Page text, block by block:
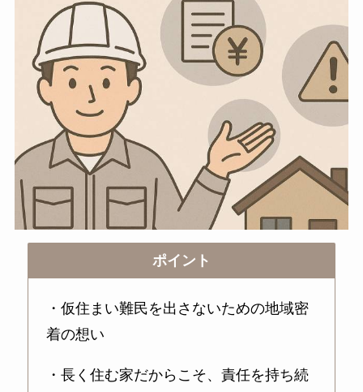
ポイント
・仮住まい難民を出さないための地域密
着の想い
・長く住む家だからこそ、責任を持ち続